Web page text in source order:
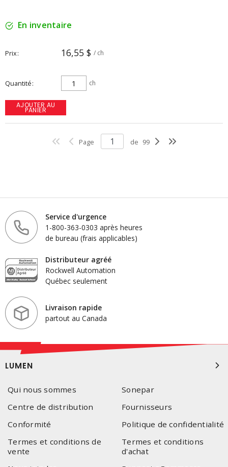
En inventaire
Prix 16,55 $ / ch
Quantité ch
AJOUTER AU
PANIER
Page de 99
Service d'urgence
1-800-363-0303 après heures
de bureau (frais applicables)
Distributeur agréé
Rockwell Automation
Québec seulement
Livraison rapide
partout au Canada
LUMEN
Qui nous sommes
Sonepar
Centre de distribution
Fournisseurs
Conformité
Politique de confidentialité
Termes et conditions de
vente
Termes et conditions
d'achat